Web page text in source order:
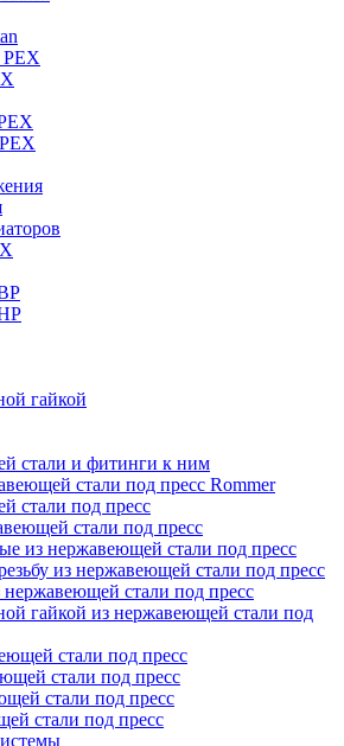
PEX
гайкой
стали и фитинги к ним
стали под пресс Rommer
стали под пресс
стали под пресс
из нержавеющей стали под пресс
из нержавеющей стали под пресс
нержавеющей стали под пресс
гайкой из нержавеющей стали под
стали под пресс
стали под пресс
стали под пресс
стали под пресс